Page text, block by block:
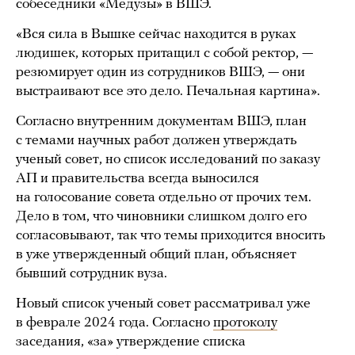
собеседники «Медузы» в ВШЭ.
«Вся сила в Вышке сейчас находится в руках
людишек, которых притащил с собой ректор, —
резюмирует один из сотрудников ВШЭ, — они
выстраивают все это дело. Печальная картина».
Согласно внутренним документам ВШЭ, план
с темами научных работ должен утверждать
ученый совет, но список исследований по заказу
АП и правительства всегда выносился
на голосование совета отдельно от прочих тем.
Дело в том, что чиновники слишком долго его
согласовывают, так что темы приходится вносить
в уже утвержденный общий план, объясняет
бывший сотрудник вуза.
Новый список ученый совет рассматривал уже
в феврале 2024 года. Согласно протоколу
заседания, «за» утверждение списка